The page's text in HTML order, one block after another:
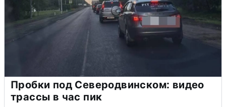
Пробки под Северодвинском: видео
трассы в час пик